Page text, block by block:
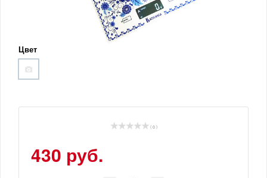
Цвет
( 0 )
430 руб.